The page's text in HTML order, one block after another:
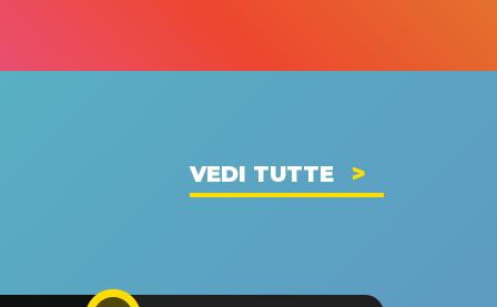
VEDI TUTTE